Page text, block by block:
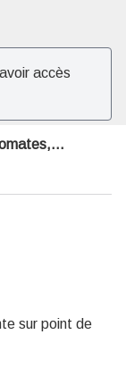
accès
sur point de